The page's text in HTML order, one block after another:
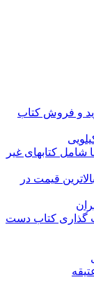
و فروش کتاب
کتابهای غیر
قیمت در
گذاری کتاب دست